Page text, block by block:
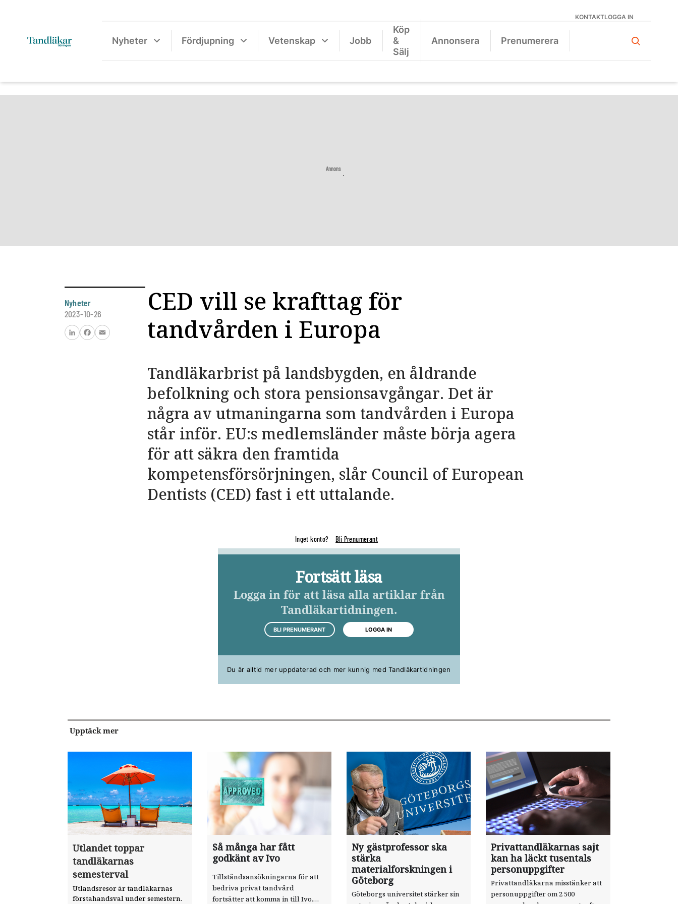
KONTAKTLOGGA IN
Nyheter Fördjupning Vetenskap Jobb
Köp
&
Sälj
Annonsera Prenumerera
Annons
Nyheter
2023-10-26
FacebookEmail
CED vill se krafttag för
tandvården i Europa
Tandläkarbrist på landsbygden, en åldrande
befolkning och stora pensionsavgångar. Det är
några av utmaningarna som tandvården i Europa
står inför. EU:s medlemsländer måste börja agera
för att säkra den framtida
kompetensförsörjningen, slår Council of European
Dentists (CED) fast i ett uttalande.
Inget konto? Bli Prenumerant
Fortsätt läsa
Logga in för att läsa alla artiklar från
Tandläkartidningen.
BLI PRENUMERANT LOGGA IN
Du är alltid mer uppdaterad och mer kunnig med Tandläkartidningen
Upptäck mer
Utlandet toppar
tandläkarnas
semesterval
Utlandsresor är tandläkarnas
förstahandsval under semestern.
Så många har fått
godkänt av Ivo
Tillståndsansökningarna för att
bedriva privat tandvård
fortsätter att komma in till Ivo.
Ny gästprofessor ska
stärka
materialforskningen i
Göteborg
Göteborgs universitet stärker sin
Privattandläkarnas sajt
kan ha läckt tusentals
personuppgifter
Privattandläkarna misstänker att
personuppgifter om 2 500